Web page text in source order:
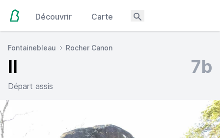
Découvrir Carte
Fontainebleau Rocher Canon
Il 7b
Départ assis